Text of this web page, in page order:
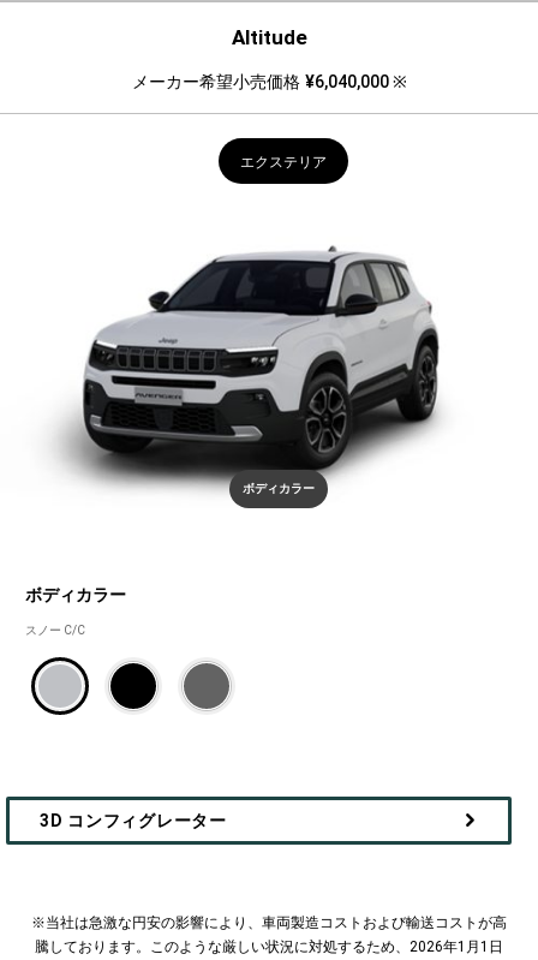
Altitude
メーカー希望小売価格 ¥6,040,000 ※
エクステリア
ボディカラー
ボ
ィ
カ
ラ
ー
スノー C/C
ボディカラー
3D コンフィグレーター
​​※当社は急激な円安の影響により、車両製造コストおよび輸送コストが高
騰しております。 このような厳しい状況に対処するため、2026年1月1日